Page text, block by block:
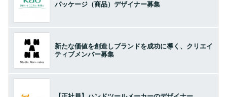
パッケージ（商品）デザイナー募集
新たな価値を創造しブランドを成功に導く、クリエイ
ティブメンバー募集